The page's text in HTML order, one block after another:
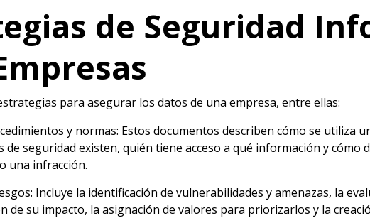
de Seguridad
para asegurar los datos de una empresa, entre ellas:
y normas: Estos documentos describen cómo se utiliza
de seguridad existen, quién tiene acceso a qué información y
una infracción.
Incluye la identificación de vulnerabilidades y amenazas, la
de su impacto, la asignación de valores para priorizarlos y la